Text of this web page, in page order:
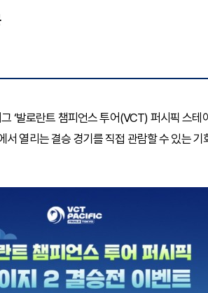
‘발로란트 챔피언스 투어(VCT) 퍼시픽 스테
열리는 결승 경기를 직접 관람할 수 있는